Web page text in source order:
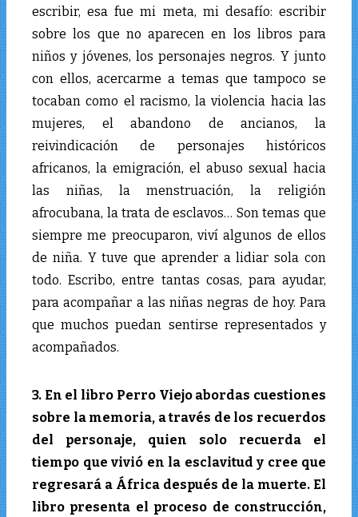
escribir, esa fue mi meta, mi desafío: escribir
sobre los que no aparecen en los libros para
niños y jóvenes, los personajes negros. Y junto
con ellos, acercarme a temas que tampoco se
tocaban como el racismo, la violencia hacia las
mujeres, el abandono de ancianos, la
reivindicación de personajes históricos
africanos, la emigración, el abuso sexual hacia
las niñas, la menstruación, la religión
afrocubana, la trata de esclavos… Son temas que
siempre me preocuparon, viví algunos de ellos
de niña. Y tuve que aprender a lidiar sola con
todo. Escribo, entre tantas cosas, para ayudar,
para acompañar a las niñas negras de hoy. Para
que muchos puedan sentirse representados y
acompañados.
3. En el libro Perro Viejo abordas cuestiones
sobre la memoria, a través de los recuerdos
del personaje, quien solo recuerda el
tiempo que vivió en la esclavitud y cree que
regresará a África después de la muerte. El
libro presenta el proceso de construcción,